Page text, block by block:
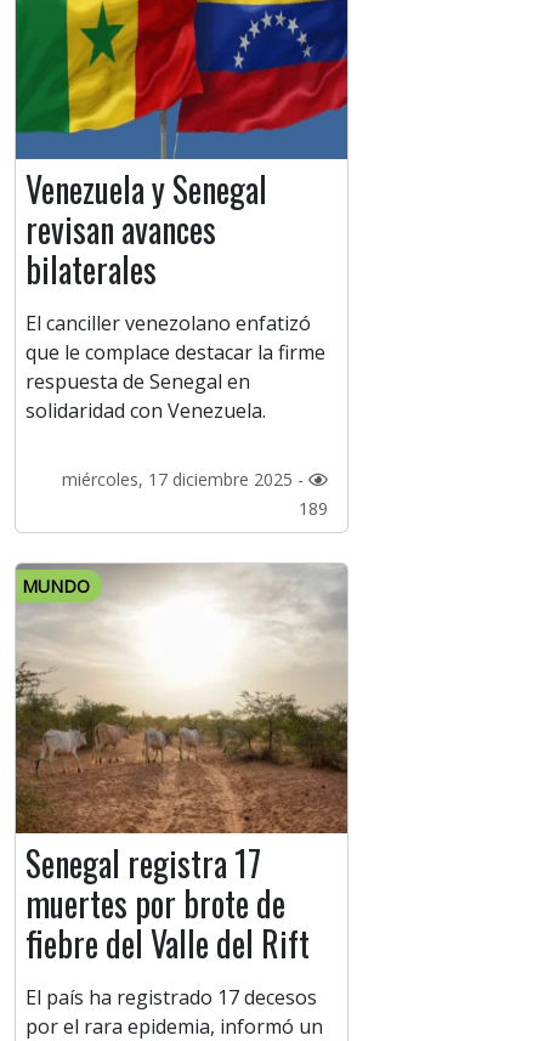
Venezuela y Senegal
revisan avances
bilaterales
El canciller venezolano enfatizó
que le complace destacar la firme
respuesta de Senegal en
solidaridad con Venezuela.
miércoles, 17 diciembre 2025 -
189
MUNDO
Senegal registra 17
muertes por brote de
fiebre del Valle del Rift
El país ha registrado 17 decesos
por el rara epidemia, informó un